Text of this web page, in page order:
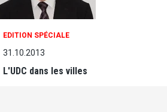
EDITION SPÉCIALE
31.10.2013
L'UDC dans les villes